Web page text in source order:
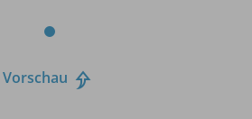
Vorschau